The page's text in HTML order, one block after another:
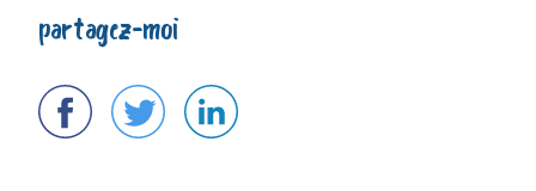
partagez-moi